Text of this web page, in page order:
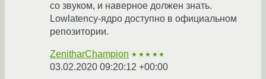
со звуком, и наверное должен знать.
Lowlatency-ядро доступно в официальном
репозитории.
ZenitharChampion ★★★★★
03.02.2020 09:20:12 +00:00